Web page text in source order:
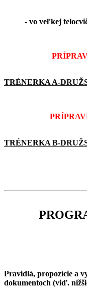
- vo veľkej
TRÉNERKA A-
TRÉNERKA B-
Pravidlá, propozície a
dokumentoch (viď.